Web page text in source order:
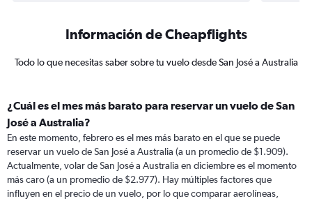
Información de Cheapflights
Todo lo que necesitas saber sobre tu vuelo desde San José a Australia
¿Cuál es el mes más barato para reservar un vuelo de San
José a Australia?
En este momento, febrero es el mes más barato en el que se puede
reservar un vuelo de San José a Australia (a un promedio de $1.909).
Actualmente, volar de San José a Australia en diciembre es el momento
más caro (a un promedio de $2.977). Hay múltiples factores que
influyen en el precio de un vuelo, por lo que comparar aerolíneas,